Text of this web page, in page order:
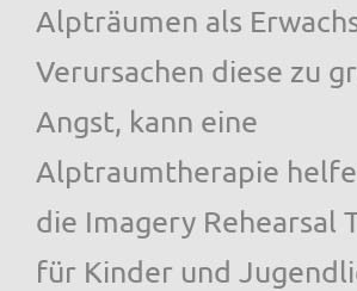
Alpträumen als
Verursachen diese zu
Angst, kann eine
Alptraumtherapie
die Imagery Rehearsal
für Kinder und